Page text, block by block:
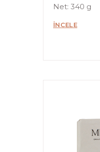
Net: 340 g
İNCELE